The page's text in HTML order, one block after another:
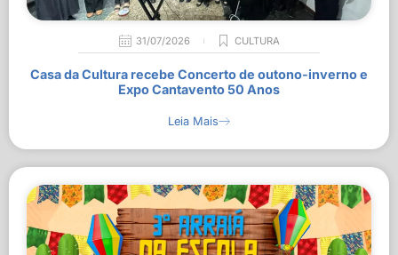
31/07/2026 CULTURA
Casa da Cultura recebe Concerto de outono-inverno e
Expo Cantavento 50 Anos
Leia Mais